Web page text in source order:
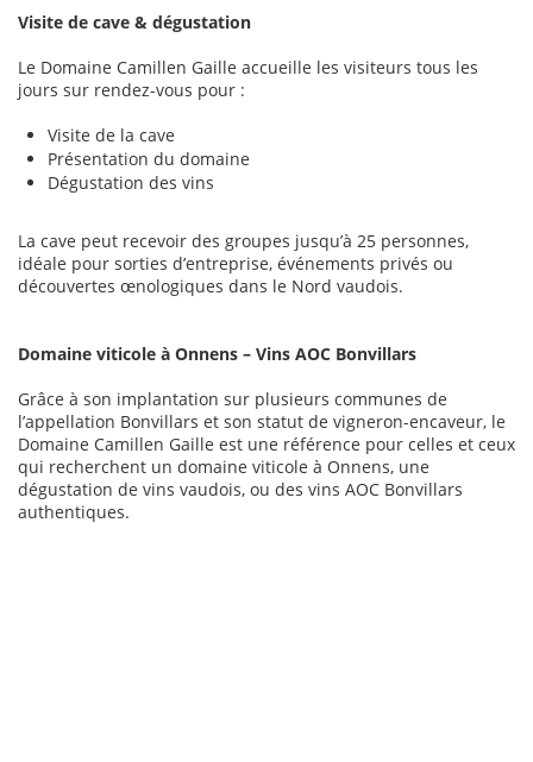
Visite de cave & dégustation
Le Domaine Camillen Gaille accueille les visiteurs tous les
jours sur rendez-vous pour :
Visite de la cave
Présentation du domaine
Dégustation des vins
La cave peut recevoir des groupes jusqu’à 25 personnes,
idéale pour sorties d’entreprise, événements privés ou
découvertes œnologiques dans le Nord vaudois.
Domaine viticole à Onnens – Vins AOC Bonvillars
Grâce à son implantation sur plusieurs communes de
l’appellation Bonvillars et son statut de vigneron-encaveur, le
Domaine Camillen Gaille est une référence pour celles et ceux
qui recherchent un domaine viticole à Onnens, une
dégustation de vins vaudois, ou des vins AOC Bonvillars
authentiques.